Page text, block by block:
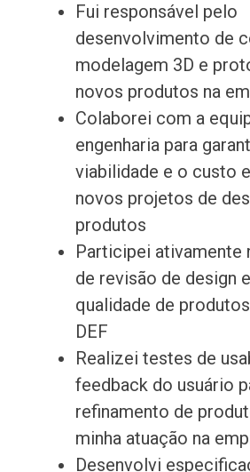
Fui responsável pelo
desenvolvimento de
modelagem 3D e
novos produtos na
Colaborei com a
engenharia para
viabilidade e o custo
novos projetos de
produtos
Participei ativamente
de revisão de design
qualidade de
DEF
Realizei testes de
feedback do usuário
refinamento de
minha atuação na
Desenvolvi